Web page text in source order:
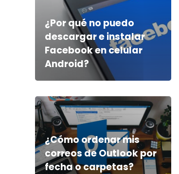
¿Por qué no puedo
descargar e instalar
Facebook en celular
Android?
¿Cómo ordenar mis
correos de Outlook por
fecha o carpetas?